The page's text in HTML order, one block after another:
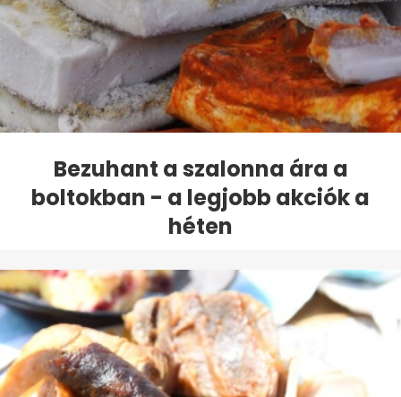
Bezuhant a szalonna ára a
boltokban - a legjobb akciók a
héten